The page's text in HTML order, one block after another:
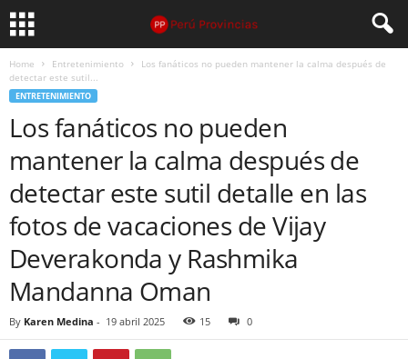
Home Entretenimiento
Los fanáticos no pueden mantener la calma después de
detectar este sutil...
ENTRETENIMIENTO
Los fanáticos no pueden
mantener la calma después de
detectar este sutil detalle en las
fotos de vacaciones de Vijay
Deverakonda y Rashmika
Mandanna Oman
By Karen Medina - 19 abril 2025 15 0